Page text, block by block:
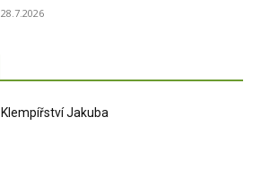
28.7.2026
Klempířství Jakuba